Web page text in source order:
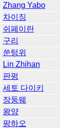
Zhang Yabo
차이징
쉬페이란
구리
쑨텅위
Lin Zhihan
판펑
세토 다이키
장둥웨
왕양
팡하오